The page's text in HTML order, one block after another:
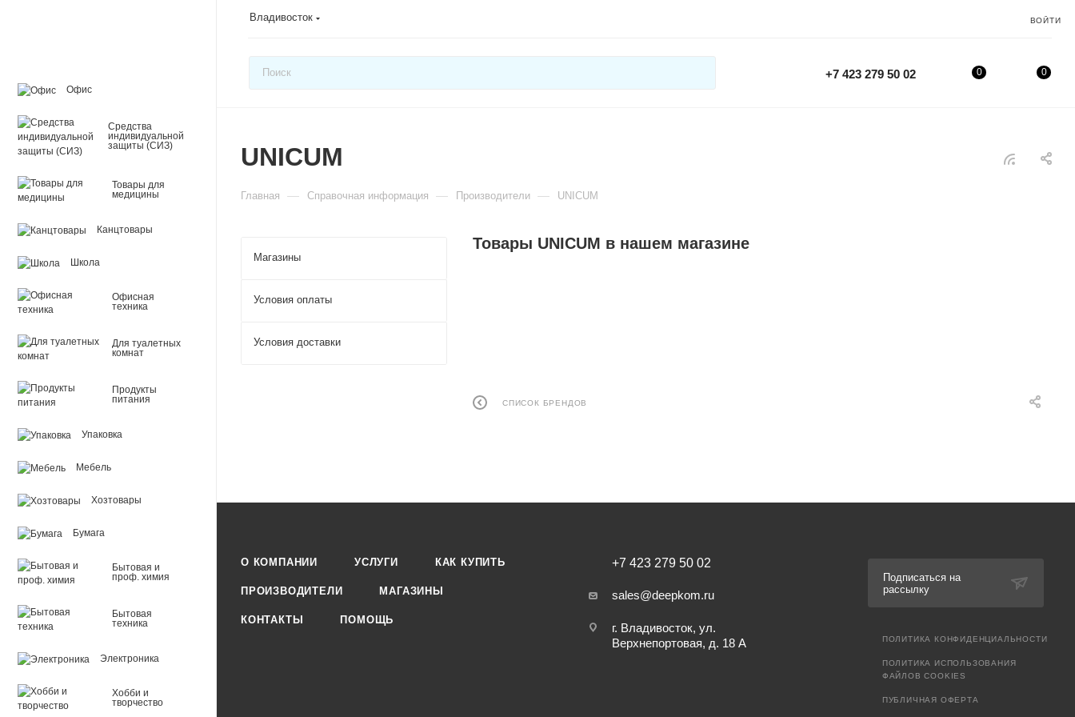
Владивосток ВОЙТИ
+7 423 279 50 02 0
0
Офис
Средства
индивидуальной
защиты (СИЗ)
Товары для
медицины
Канцтовары
Школа
Офисная
техника
Для туалетных
комнат
Продукты
питания
Упаковка
Мебель
Хозтовары
Бумага
Бытовая и
проф. химия
Бытовая
техника
Электроника
Хобби и
творчество
UNICUM
Главная — Справочная информация — Производители — UNICUM
Товары UNICUM в нашем магазине
СПИСОК БРЕНДОВ
Магазины
Условия оплаты
Условия доставки
О КОМПАНИИ УСЛУГИ КАК КУПИТЬ
ПРОИЗВОДИТЕЛИ МАГАЗИНЫ
КОНТАКТЫ ПОМОЩЬ
+7 423 279 50 02
sales@deepkom.ru
г. Владивосток, ул.
Верхнепортовая, д. 18 А
Подписаться на
рассылку
ПОЛИТИКА КОНФИДЕНЦИАЛЬНОСТИ
ПОЛИТИКА ИСПОЛЬЗОВАНИЯ
ФАЙЛОВ COOKIES
ПУБЛИЧНАЯ ОФЕРТА